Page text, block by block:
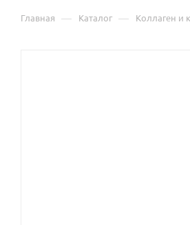
Главная — Каталог — Коллаген и